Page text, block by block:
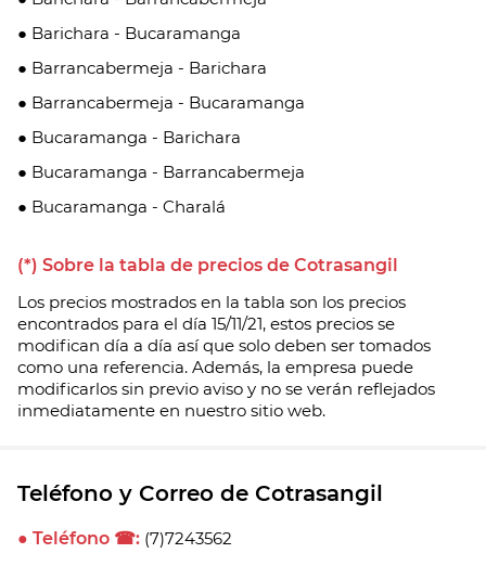
● Barichara - Bucaramanga
● Barrancabermeja - Barichara
● Barrancabermeja - Bucaramanga
● Bucaramanga - Barichara
● Bucaramanga - Barrancabermeja
● Bucaramanga - Charalá
(*) Sobre la tabla de precios de Cotrasangil
Los precios mostrados en la tabla son los precios
encontrados para el día 15/11/21, estos precios se
modifican día a día así que solo deben ser tomados
como una referencia. Además, la empresa puede
modificarlos sin previo aviso y no se verán reflejados
inmediatamente en nuestro sitio web.
Teléfono y Correo de Cotrasangil
● Teléfono ☎: (7)7243562